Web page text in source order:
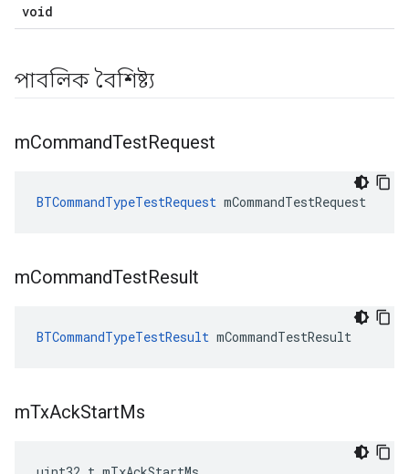
void
পাবলিক বৈশিষ্ট্য
mCommandTestRequest
BTCommandTypeTestRequest mCommandTestRequest
mCommandTestResult
BTCommandTypeTestResult mCommandTestResult
mTxAckStartMs